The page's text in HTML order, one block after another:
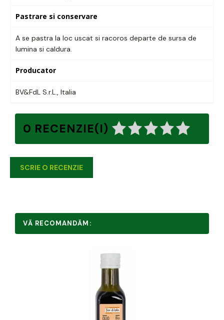
Pastrare si conservare
A se pastra la loc uscat si racoros departe de sursa de
lumina si caldura.
Producator
BV&FdL S.r.L., Italia
0 RECENZIE(I)
SCRIE O RECENZIE
VĂ RECOMANDĂM: